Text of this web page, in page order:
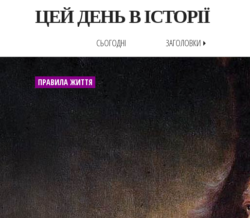
ЦЕЙ ДЕНЬ В ІСТОРІЇ
СЬОГОДНІ ЗАГОЛОВКИarrow_right
ПРАВИЛА ЖИТТЯ